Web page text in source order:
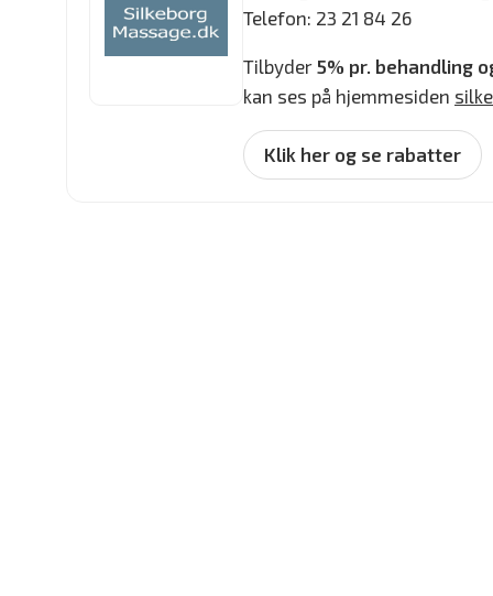
Telefon: 23 21 84 26
Tilbyder 5% pr. behandling
kan ses på hjemmesiden
Klik her og se rabatter